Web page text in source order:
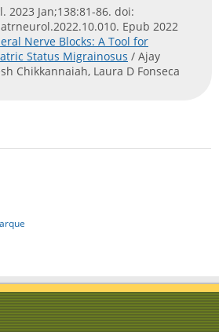
2023 Jan;138:81-86. doi:
Epub 2022
Nerve Blocks: A Tool for
Status Migrainosus / Ajay
Chikkannaiah, Laura D Fonseca